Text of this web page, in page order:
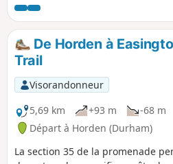
pourras explorer des réserves
rocheuses, ainsi que de longues
dunes. Cette partie comporte
marches et n'est donc pas
De Horden à
Trail
Visorandonneur
5,69 km
+93 m -68 m
Départ à Horden (Durham)
La section 35 de la promenade